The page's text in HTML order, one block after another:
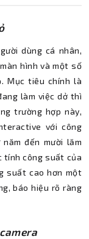
dùng cá nhân,
hình và một số
Mục tiêu chính là
làm việc dở thì
trường hợp này,
với công
đến mười lăm
tính công suất của
suất cao hơn một
báo hiệu rõ ràng